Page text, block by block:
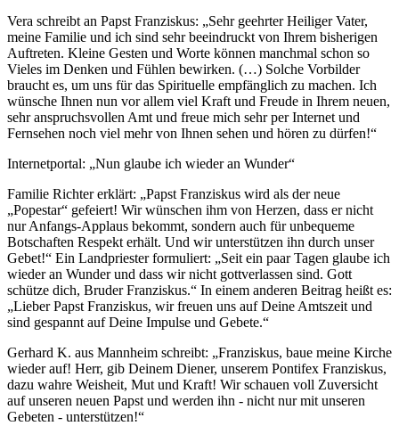
Vera schreibt an Papst Franziskus: „Sehr geehrter Heiliger Vater,
meine Familie und ich sind sehr beeindruckt von Ihrem bisherigen
Auftreten. Kleine Gesten und Worte können manchmal schon so
Vieles im Denken und Fühlen bewirken. (…) Solche Vorbilder
braucht es, um uns für das Spirituelle empfänglich zu machen. Ich
wünsche Ihnen nun vor allem viel Kraft und Freude in Ihrem neuen,
sehr anspruchsvollen Amt und freue mich sehr per Internet und
Fernsehen noch viel mehr von Ihnen sehen und hören zu dürfen!“
Internetportal: „Nun glaube ich wieder an Wunder“
Familie Richter erklärt: „Papst Franziskus wird als der neue
„Popestar“ gefeiert! Wir wünschen ihm von Herzen, dass er nicht
nur Anfangs-Applaus bekommt, sondern auch für unbequeme
Botschaften Respekt erhält. Und wir unterstützen ihn durch unser
Gebet!“ Ein Landpriester formuliert: „Seit ein paar Tagen glaube ich
wieder an Wunder und dass wir nicht gottverlassen sind. Gott
schütze dich, Bruder Franziskus.“ In einem anderen Beitrag heißt es:
„Lieber Papst Franziskus, wir freuen uns auf Deine Amtszeit und
sind gespannt auf Deine Impulse und Gebete.“
Gerhard K. aus Mannheim schreibt: „Franziskus, baue meine Kirche
wieder auf! Herr, gib Deinem Diener, unserem Pontifex Franziskus,
dazu wahre Weisheit, Mut und Kraft! Wir schauen voll Zuversicht
auf unseren neuen Papst und werden ihn - nicht nur mit unseren
Gebeten - unterstützen!“